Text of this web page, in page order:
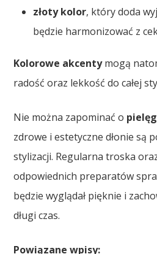
złoty kolor, który doda
będzie harmonizować z
Kolorowe akcentymogą
radość oraz lekkość do całej
Nie można zapominać o
zdrowe i estetyczne dłonie są
stylizacji. Regularna troska
odpowiednich preparatów
będzie wyglądał pięknie i
długi czas.
Powiązane wpisy: